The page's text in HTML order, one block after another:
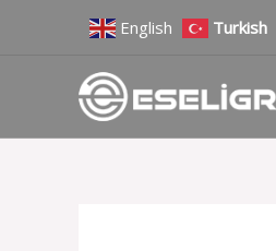
English Turkish
gezinmesi